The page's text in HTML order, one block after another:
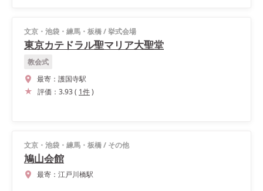
文京・池袋・練馬・板橋/挙式会場
東京カテドラル聖マリア大聖堂
教会式
最寄： 護国寺駅
評価： 3.93( 1件)
文京・池袋・練馬・板橋/ その他
鳩山会館
最寄： 江戸川橋駅